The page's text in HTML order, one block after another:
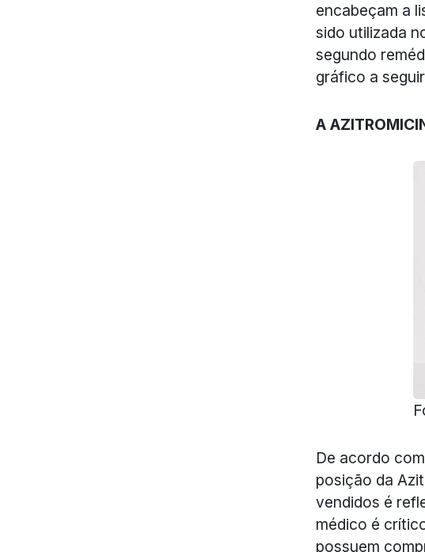
encabeçam a
sido utilizada
segundo
gráfico a
A
De acordo
posição da
vendidos é
médico é
possuem